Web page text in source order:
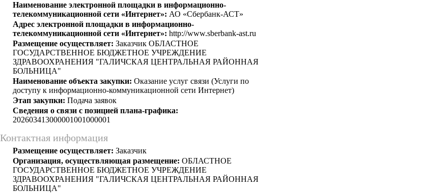
Наименование электронной площадки в информационно-
телекоммуникационной сети «Интернет»: АО «Сбербанк-АСТ»
Адрес электронной площадки в информационно-
телекоммуникационной сети «Интернет»: http://www.sberbank-ast.ru
Размещение осуществляет: Заказчик ОБЛАСТНОЕ
ГОСУДАРСТВЕННОЕ БЮДЖЕТНОЕ УЧРЕЖДЕНИЕ
ЗДРАВООХРАНЕНИЯ "ГАЛИЧСКАЯ ЦЕНТРАЛЬНАЯ РАЙОННАЯ
БОЛЬНИЦА"
Наименование объекта закупки: Оказание услуг связи (Услуги по
доступу к информационно-коммуникационной сети Интернет)
Этап закупки: Подача заявок
Сведения о связи с позицией плана-графика:
202603413000001001000001
Контактная информация
Размещение осуществляет: Заказчик
Организация, осуществляющая размещение: ОБЛАСТНОЕ
ГОСУДАРСТВЕННОЕ БЮДЖЕТНОЕ УЧРЕЖДЕНИЕ
ЗДРАВООХРАНЕНИЯ "ГАЛИЧСКАЯ ЦЕНТРАЛЬНАЯ РАЙОННАЯ
БОЛЬНИЦА"